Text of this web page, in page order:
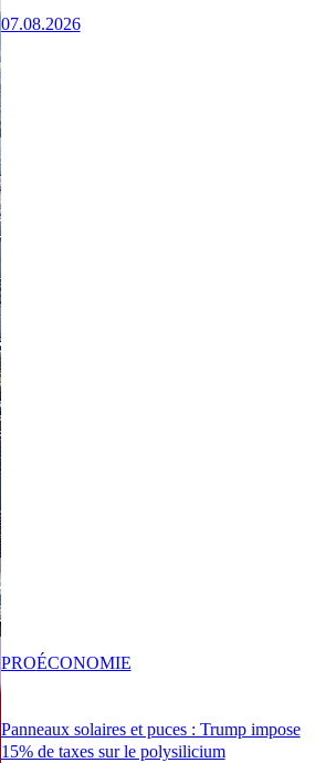
07.08.2026
Panneaux solaires et puces : Trump impose
15% de taxes sur le polysilicium
PROÉCONOMIE